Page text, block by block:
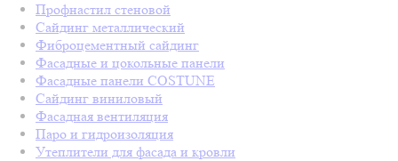
Профнастил стеновой
Сайдинг металлический
Фиброцементный сайдинг
Фасадные и цокольные панели
Фасадные панели COSTUNE
Сайдинг виниловый
Фасадная вентиляция
Паро и гидроизоляция
Утеплители для фасада и кровли